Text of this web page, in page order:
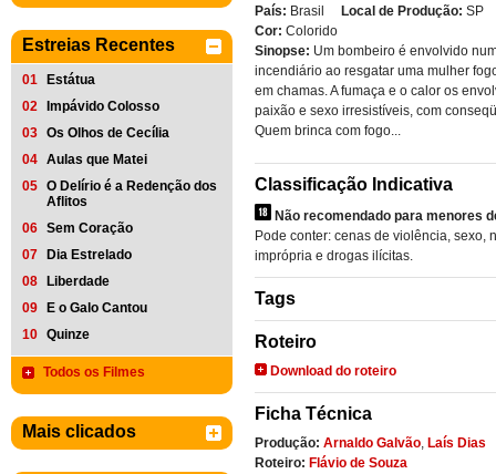
Estreias Recentes
01
Estátua
02
Impávido Colosso
03 Os Olhos de Cecília
04 Aulas que Matei
05 O Delírio é a Redenção dos
Aflitos
06 Sem Coração
07
Dia Estrelado
08
Liberdade
09
E o Galo Cantou
10 Quinze
Todos os Filmes
Mais clicados
País: Brasil Local de Produção: SP
Cor: Colorido
Sinopse: Um bombeiro é envolvido
incendiário ao resgatar uma mulher
em chamas. A fumaça e o calor os
paixão e sexo irresistíveis, com
Quem brinca com fogo...
Classificação Indicativa
Não recomendado para menores
Pode conter: cenas de violência, sexo,
imprópria e drogas ilícitas.
Tags
Roteiro
Download do roteiro
Ficha Técnica
Produção: Arnaldo Galvão, Laís Dias
Roteiro: Flávio de Souza